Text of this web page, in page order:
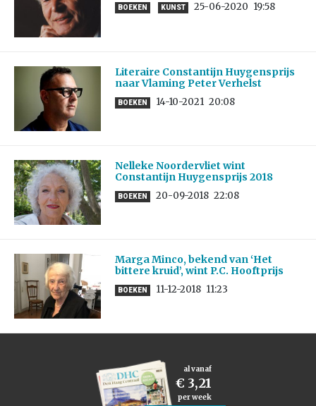
BOEKEN KUNST 25-06-2020 19:58
Literaire Constantijn Huygensprijs
naar Vlaming Peter Verhelst
BOEKEN 14-10-2021 20:08
Nelleke Noordervliet wint
Constantijn Huygensprijs 2018
BOEKEN 20-09-2018 22:08
Marga Minco, bekend van ‘Het
bittere kruid’, wint P.C. Hooftprijs
BOEKEN 11-12-2018 11:23
al vanaf
€ 3,21
per week